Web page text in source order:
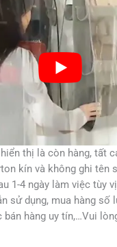
thị là còn hàng, tất
kín và không ghi tên
1-4 ngày làm việc tùy
sử dụng, mua hàng số
hàng uy tín,…Vui